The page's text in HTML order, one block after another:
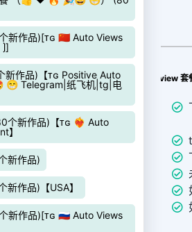
新作品)[ᴛɢ 🇨🇳 Auto Views
作品)【ᴛɢ Positive Auto
😁 Telegram|纸飞机|tg|电
新作品)【ᴛɢ ❤️‍🔥 Auto
】
新作品)
作品)【USA】
新作品)[ᴛɢ 🇷🇺 Auto Views
Telegram|纸飞机|tg|电报|TG 包月view 套
08/06